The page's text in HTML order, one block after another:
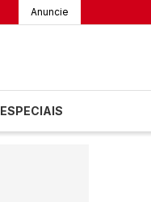
Anuncie
ESPECIAIS